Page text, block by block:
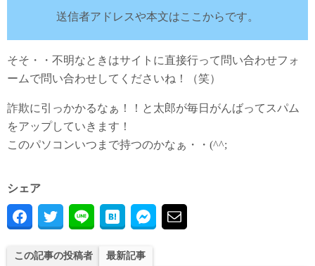
送信者アドレスや本文はここからです。
そそ・・不明なときはサイトに直接行って問い合わせフォ
ームで問い合わせしてくださいね！（笑）
詐欺に引っかかるなぁ！！と太郎が毎日がんばってスパム
をアップしていきます！
このパソコンいつまで持つのかなぁ・・(^^;
シェア
この記事の投稿者 最新記事